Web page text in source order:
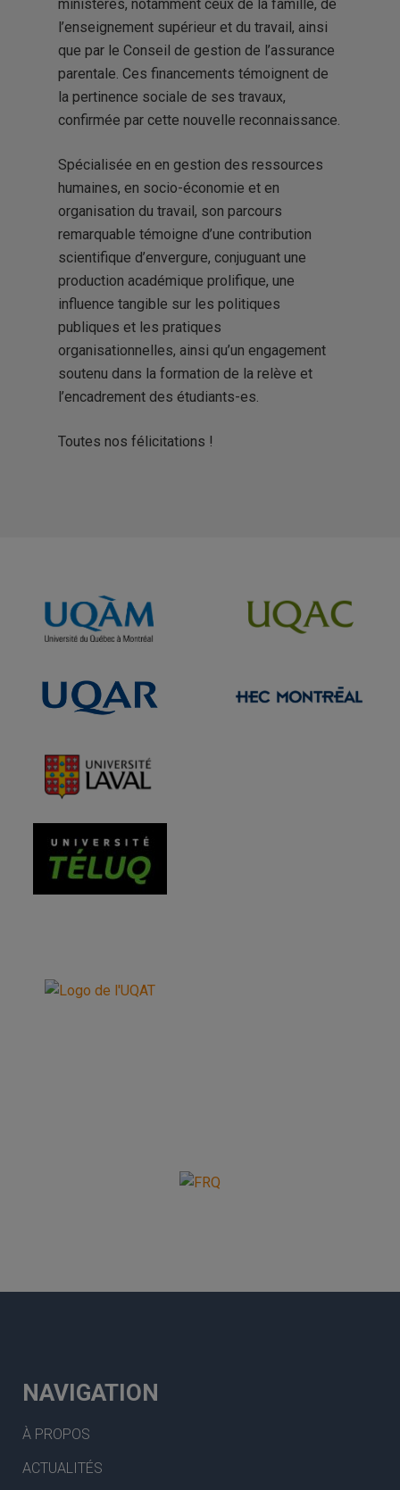
ministères, notamment ceux de la famille, de
l’enseignement supérieur et du travail, ainsi
que par le Conseil de gestion de l’assurance
parentale. Ces financements témoignent de
la pertinence sociale de ses travaux,
confirmée par cette nouvelle reconnaissance.
Spécialisée en en gestion des ressources
humaines, en socio-économie et en
organisation du travail, son parcours
remarquable témoigne d’une contribution
scientifique d’envergure, conjuguant une
production académique prolifique, une
influence tangible sur les politiques
publiques et les pratiques
organisationnelles, ainsi qu’un engagement
soutenu dans la formation de la relève et
l’encadrement des étudiants-es.
Toutes nos félicitations !
NAVIGATION
À PROPOS
ACTUALITÉS